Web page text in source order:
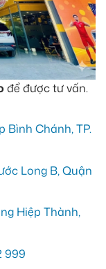
để được tư vấn.
Bình Chánh, TP.
Long B, Quận
Hiệp Thành,
999